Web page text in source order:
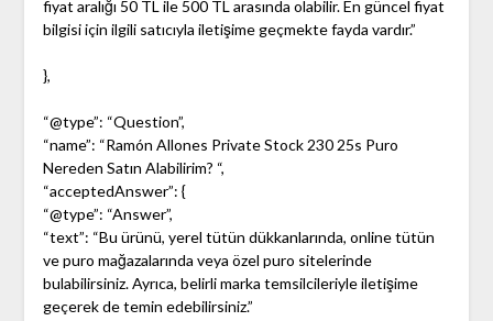
fiyat aralığı 50 TL ile 500 TL arasında olabilir. En güncel fiyat
bilgisi için ilgili satıcıyla iletişime geçmekte fayda vardır.”
},
“@type”: “Question”,
“name”: “Ramón Allones Private Stock 230 25s Puro
Nereden Satın Alabilirim? “,
“acceptedAnswer”: {
“@type”: “Answer”,
“text”: “Bu ürünü, yerel tütün dükkanlarında, online tütün
ve puro mağazalarında veya özel puro sitelerinde
bulabilirsiniz. Ayrıca, belirli marka temsilcileriyle iletişime
geçerek de temin edebilirsiniz.”